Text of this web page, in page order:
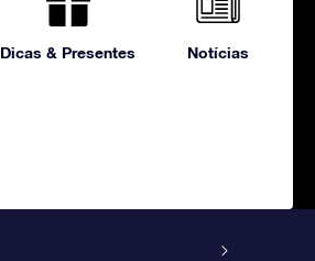
Dicas & Presentes Notícias